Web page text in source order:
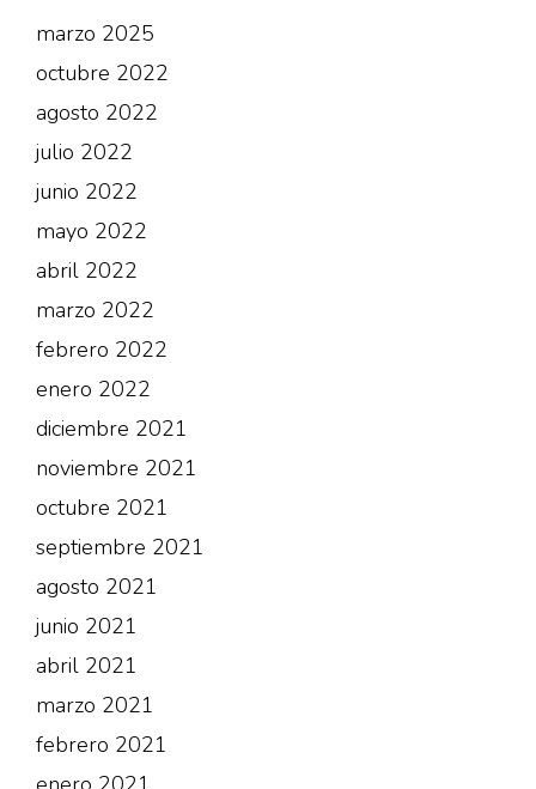
marzo 2025
octubre 2022
agosto 2022
julio 2022
junio 2022
mayo 2022
abril 2022
marzo 2022
febrero 2022
enero 2022
diciembre 2021
noviembre 2021
octubre 2021
septiembre 2021
agosto 2021
junio 2021
abril 2021
marzo 2021
febrero 2021